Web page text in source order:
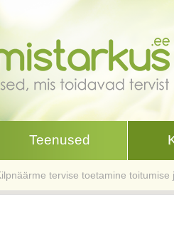
Teenused
tervise toetamine toitumise